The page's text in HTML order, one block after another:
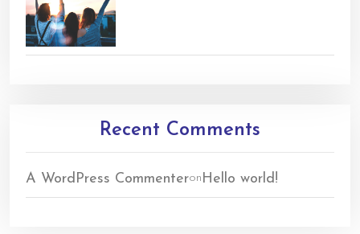
Recent Comments
A WordPress Commenteron Hello world!